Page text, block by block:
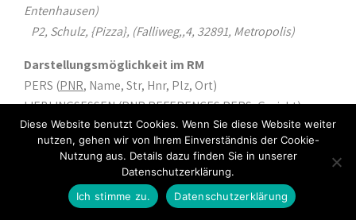
Entenhausen)
P2, Schulz, {Pizza}, (Falliweg,,4, 32891, Metropolis)
Darstellungsmöglichkeit im RM
PERS (PNR, Name, Str, Hnr, Plz, Ort)
LIEBLINGSESSEN (PNR REFERENCES PERS, Gericht)
PREVIOUS THEMA BACK TO LEKTION NEXT THEMA
Diese Website benutzt Cookies. Wenn Sie diese Website weiter
nutzen, gehen wir von Ihrem Einverständnis der Cookie-
Nutzung aus. Details dazu finden Sie in unserer
Datenschutzerklärung.
Ich stimme zu.
Datenschutzerklärung